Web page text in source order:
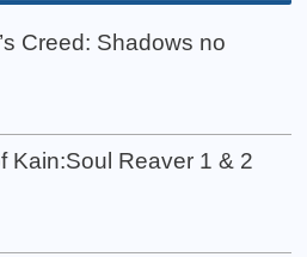
Creed: Shadows no
Kain:Soul Reaver 1 & 2